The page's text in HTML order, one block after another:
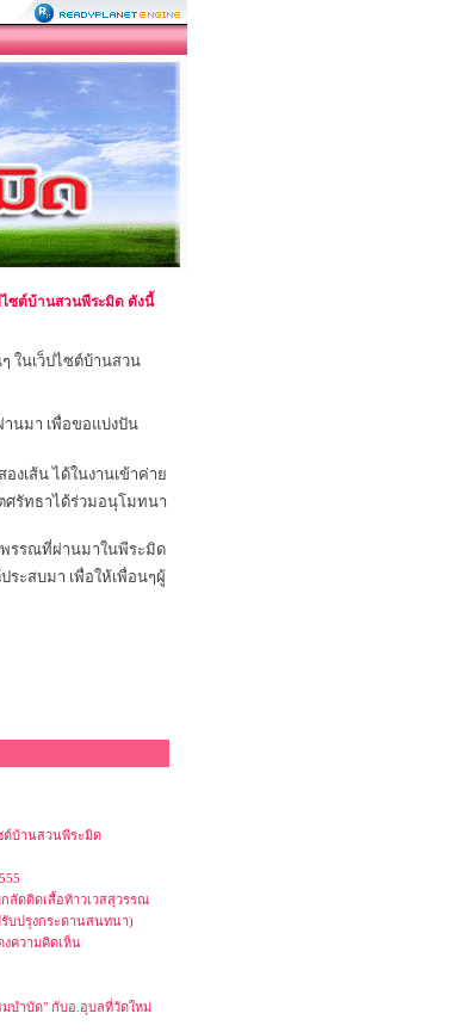
ไซต์บ้านสวนพีระมิด ดังนี้
ในเว็ปไซต์บ้านสวน
นมา เพื่อขอแบ่งปัน
งเส้น ได้ในงานเข้าค่าย
ศรัทธาได้ร่วมอนุโมทนา
รรณที่ผ่านมาในพีระมิด
ะสบมา เพื่อให้เพื่อนๆผู้
ต์บ้านสวนพีระมิด
ลัดติดเสื้อท้าวเวสสุวรรณ
บปรุงกระดานสนทนา)
งความคิดเห็น
มบำบัด" กับอ.อุบลที่วัดใหม่